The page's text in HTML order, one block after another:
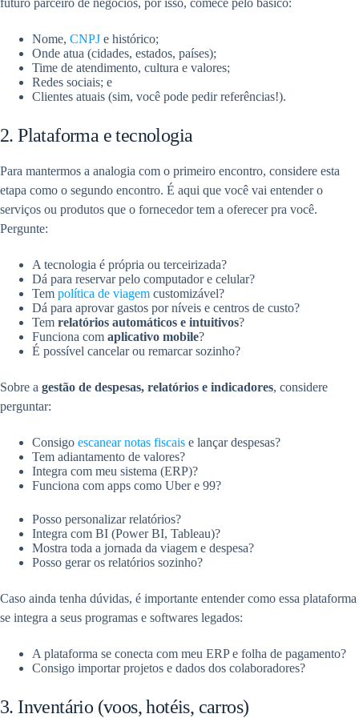
Nome, CNPJ e histórico;
Onde atua (cidades, estados, países);
Time de atendimento, cultura e valores;
Redes sociais; e
Clientes atuais (sim, você pode pedir referências!).
2. Plataforma e tecnologia
Para mantermos a analogia com o primeiro encontro, considere esta
etapa como o segundo encontro. É aqui que você vai entender o
serviços ou produtos que o fornecedor tem a oferecer pra você.
Pergunte:
A tecnologia é própria ou terceirizada?
Dá para reservar pelo computador e celular?
Tem política de viagem customizável?
Dá para aprovar gastos por níveis e centros de custo?
Tem relatórios automáticos e intuitivos?
Funciona com aplicativo mobile?
É possível cancelar ou remarcar sozinho?
Sobre a gestão de despesas, relatórios e indicadores, considere
perguntar:
Consigo escanear notas fiscais e lançar despesas?
Tem adiantamento de valores?
Integra com meu sistema (ERP)?
Funciona com apps como Uber e 99?
Posso personalizar relatórios?
Integra com BI (Power BI, Tableau)?
Mostra toda a jornada da viagem e despesa?
Posso gerar os relatórios sozinho?
Caso ainda tenha dúvidas, é importante entender como essa plataforma
se integra a seus programas e softwares legados:
A plataforma se conecta com meu ERP e folha de pagamento?
Consigo importar projetos e dados dos colaboradores?
3. Inventário (voos, hotéis, carros)